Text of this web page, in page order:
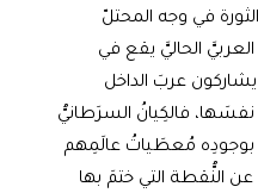
في وجه المحتلّ
العربيَّ الحاليَّ يقع في
عربَ الداخل
نفسَها، فالكِيانُ السرَطانيُّ
مُعطَياتُ عالَمِهم
عن النُّقطة التي ختمَ بها